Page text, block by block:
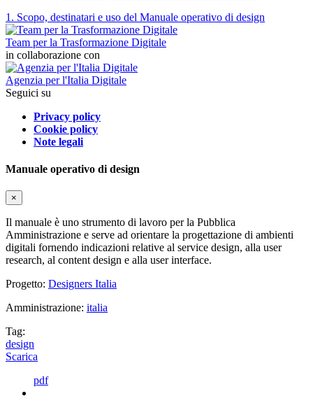
1. Scopo, destinatari e uso del Manuale operativo di design
Team per la Trasformazione Digitale
in collaborazione con
Agenzia per l'Italia Digitale
Seguici su
Privacy policy
Cookie policy
Note legali
Manuale operativo di design
×
Il manuale è uno strumento di lavoro per la Pubblica
Amministrazione e serve ad orientare la progettazione di ambienti
digitali fornendo indicazioni relative al service design, alla user
research, al content design e alla user interface.
Progetto: Designers Italia
Amministrazione: italia
Tag:
design
Scarica
pdf